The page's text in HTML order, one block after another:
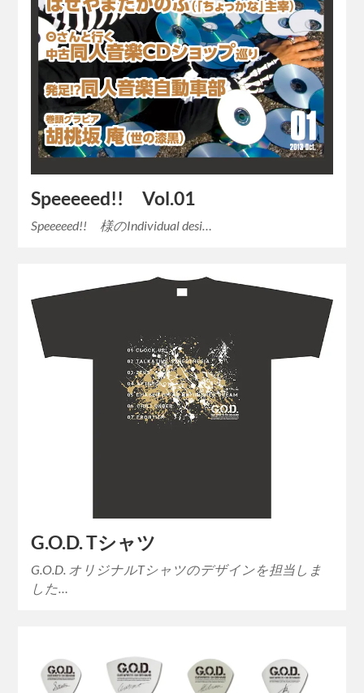
Speeeeed!! Vol.01
Speeeeed!! 様のIndividual desi…
G.O.D. Tシャツ
G.O.D. オリジナルTシャツのデザインを担当しま
した…